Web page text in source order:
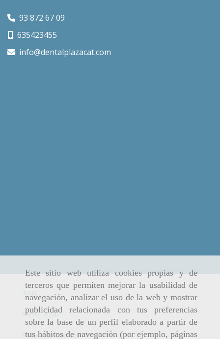
Este sitio web utiliza cookies propias y de
terceros que permiten mejorar la usabilidad de
navegación, analizar el uso de la web y mostrar
publicidad relacionada con tus preferencias
sobre la base de un perfil elaborado a partir de
tus hábitos de navegación (por ejemplo, páginas
93 872 67 09
635423455
info
dentalplazacat.com
Aviso Legal
Política de cookies